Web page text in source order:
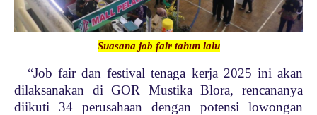
Suasana job fair tahun lalu
“Job fair dan festival tenaga kerja 2025 ini akan
dilaksanakan di GOR Mustika Blora, rencananya
diikuti 34 perusahaan dengan potensi lowongan